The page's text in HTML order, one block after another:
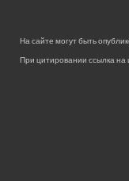
На сайте могут быть
При цитировании ссылка на